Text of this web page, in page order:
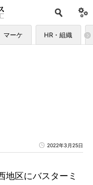
マーケ HR・組織
2022年3月25日
区にバスターミ